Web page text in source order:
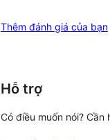
Thêm đánh giá của bạn
Hỗ trợ
Có điều muốn nói? Cần